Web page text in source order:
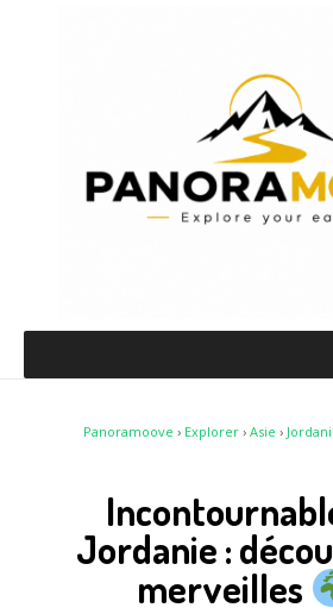
Panoramoove › Explorer› Asie ›
Jordanie :
merveilles